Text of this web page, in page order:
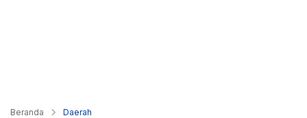
Beranda Daerah